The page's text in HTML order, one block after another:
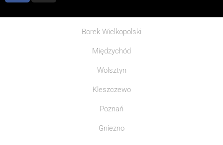
Borek Wielkopolski
Międzychód
Wolsztyn
Kleszczewo
Poznań
Gniezno